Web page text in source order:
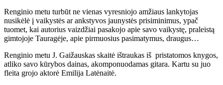
Renginio metu turbūt ne vienas vyresniojo amžiaus lankytojas
nusikėlė į vaikystės ar ankstyvos jaunystės prisiminimus, ypač
tuomet, kai autorius vaizdžiai pasakojo apie savo vaikystę, praleistą
gimtojoje Tauragėje, apie pirmuosius pasimatymus, draugus…
Renginio metu J. Gaižauskas skaitė ištraukas iš pristatomos knygos,
atliko savo kūrybos dainas, akomponuodamas gitara. Kartu su juo
fleita grojo aktorė Emilija Latėnaitė.